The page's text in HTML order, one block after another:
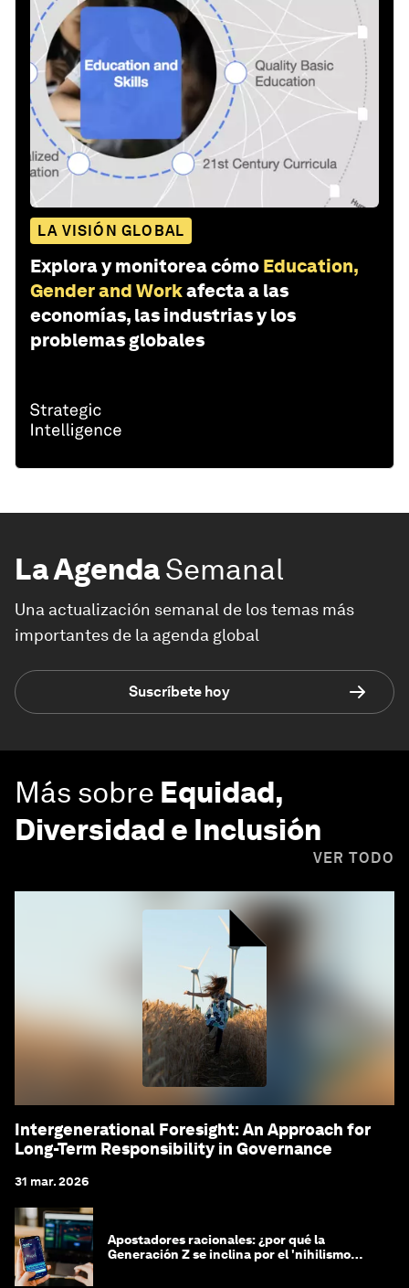
LA VISIÓN GLOBAL
Explora y monitorea cómo Education,
Gender and Workafecta a las
economías, las industrias y los
problemas globales
La AgendaSemanal
Una actualización semanal de los temas más
importantes de la agenda global
Suscríbete hoy
Más sobre Equidad,
Diversidad e Inclusión
VER TODO
Intergenerational Foresight: An Approach for
Long-Term Responsibility in Governance
31 mar. 2026
Apostadores racionales: ¿por qué la
Generación Z se inclina por el 'nihilismo